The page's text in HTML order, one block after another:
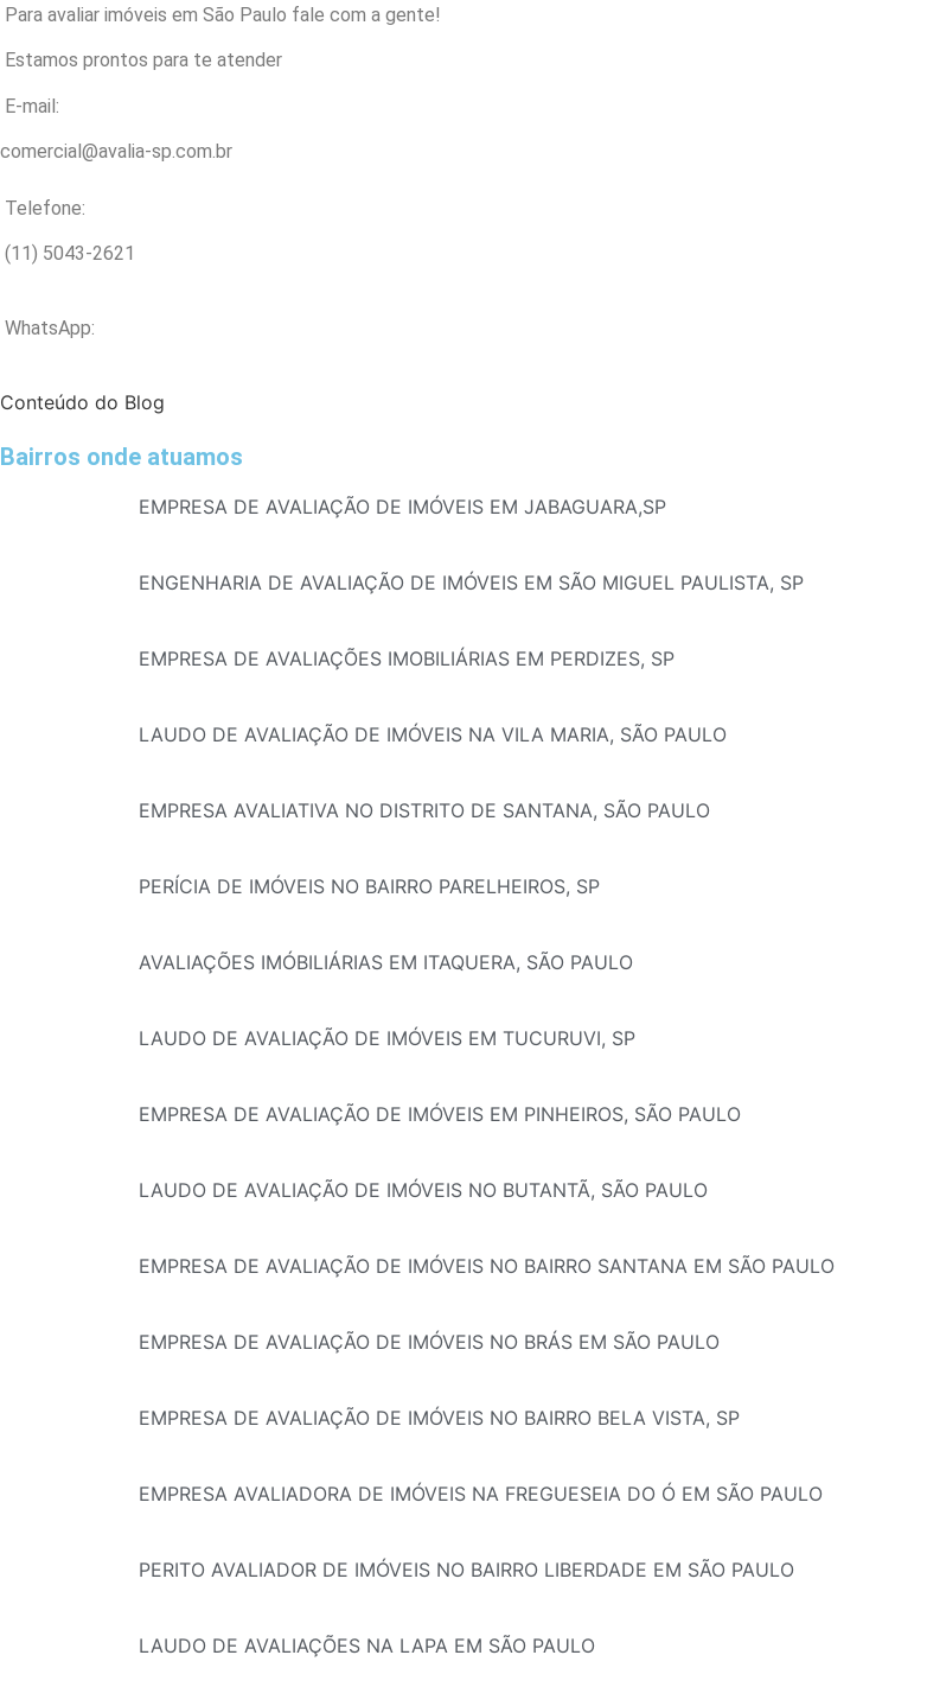
Para avaliar imóveis em São Paulo fale com a gente!
Estamos prontos para te atender
E-mail:
comercial@avalia-sp.com.br
Telefone:
(11) 5043-2621
WhatsApp:
Conteúdo do Blog
Bairros onde atuamos
EMPRESA DE AVALIAÇÃO DE IMÓVEIS EM JABAGUARA,SP
ENGENHARIA DE AVALIAÇÃO DE IMÓVEIS EM SÃO MIGUEL PAULISTA, SP
EMPRESA DE AVALIAÇÕES IMOBILIÁRIAS EM PERDIZES, SP
LAUDO DE AVALIAÇÃO DE IMÓVEIS NA VILA MARIA, SÃO PAULO
EMPRESA AVALIATIVA NO DISTRITO DE SANTANA, SÃO PAULO
PERÍCIA DE IMÓVEIS NO BAIRRO PARELHEIROS, SP
AVALIAÇÕES IMÓBILIÁRIAS EM ITAQUERA, SÃO PAULO
LAUDO DE AVALIAÇÃO DE IMÓVEIS EM TUCURUVI, SP
EMPRESA DE AVALIAÇÃO DE IMÓVEIS EM PINHEIROS, SÃO PAULO
LAUDO DE AVALIAÇÃO DE IMÓVEIS NO BUTANTÃ, SÃO PAULO
EMPRESA DE AVALIAÇÃO DE IMÓVEIS NO BAIRRO SANTANA EM SÃO PAULO
EMPRESA DE AVALIAÇÃO DE IMÓVEIS NO BRÁS EM SÃO PAULO
EMPRESA DE AVALIAÇÃO DE IMÓVEIS NO BAIRRO BELA VISTA, SP
EMPRESA AVALIADORA DE IMÓVEIS NA FREGUESEIA DO Ó EM SÃO PAULO
PERITO AVALIADOR DE IMÓVEIS NO BAIRRO LIBERDADE EM SÃO PAULO
LAUDO DE AVALIAÇÕES NA LAPA EM SÃO PAULO